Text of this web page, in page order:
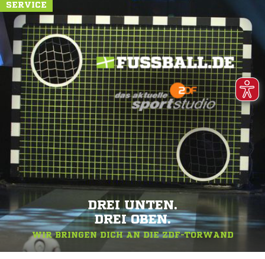
SERVICE
DREI UNTEN.
DREI OBEN.
WIR BRINGEN DICH AN DIE ZDF-TORWAND